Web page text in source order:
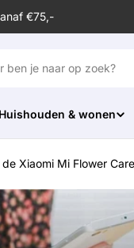
€75,-
Huishouden & wonen
Xiaomi Mi Flower